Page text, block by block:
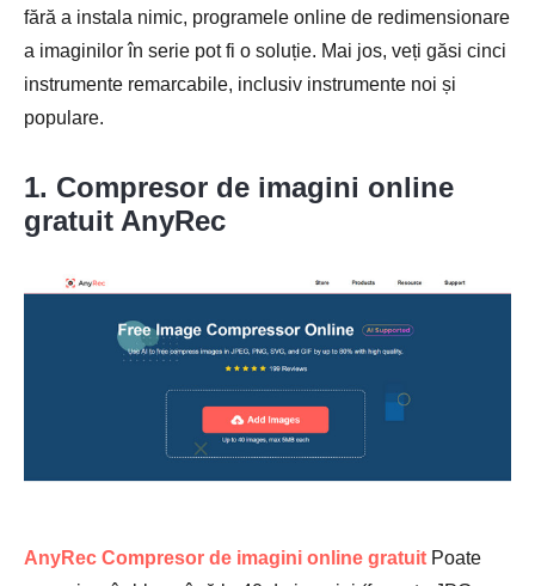
fără a instala nimic, programele online de redimensionare
a imaginilor în serie pot fi o soluție. Mai jos, veți găsi cinci
instrumente remarcabile, inclusiv instrumente noi și
populare.
1. Compresor de imagini online
gratuit AnyRec
AnyRec Compresor de imagini online gratuit Poate